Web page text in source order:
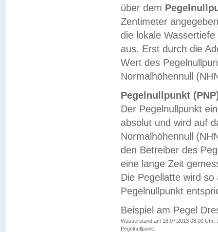
über dem
Zentimeter
die lokale
aus. Erst durch die
Wert des
Normalhöhennull
Pegelnullpunkt
Der Pegelnullpunkt
absolut und wird auf
Normalhöhennull
den Betreiber des
eine lange Zeit
Die Pegellatte wird
Pegelnullpunkt
Beispiel am Pegel
Wasserstand am 16.07.2013 08:00 Uhr:
Pegelnullpunkt